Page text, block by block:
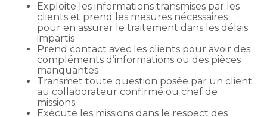
Exploite les informations transmises par les
clients et prend les mesures nécessaires
pour en assurer le traitement dans les délais
impartis
Prend contact avec les clients pour avoir des
compléments d’informations ou des pièces
manquantes
Transmet toute question posée par un client
au collaborateur confirmé ou chef de
missions
Exécute les missions dans le respect des